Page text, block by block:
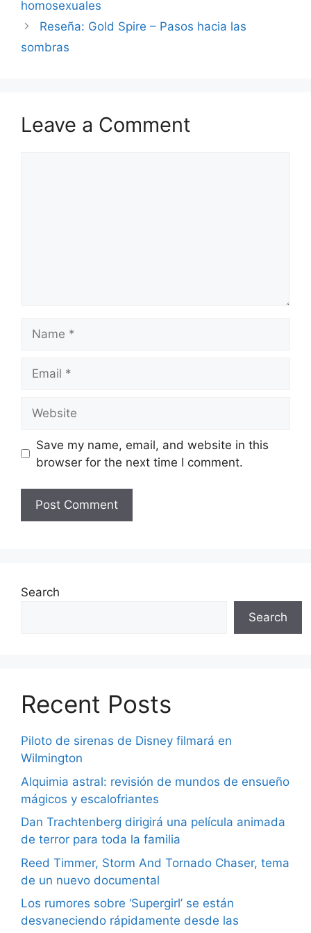
homosexuales
Reseña: Gold Spire – Pasos hacia las
sombras
Leave a Comment
Save my name, email, and website in this
browser for the next time I comment.
Search
Search
Recent Posts
Piloto de sirenas de Disney filmará en
Wilmington
Alquimia astral: revisión de mundos de ensueño
mágicos y escalofriantes
Dan Trachtenberg dirigirá una película animada
de terror para toda la familia
Reed Timmer, Storm And Tornado Chaser, tema
de un nuevo documental
Los rumores sobre ‘Supergirl’ se están
desvaneciendo rápidamente desde las